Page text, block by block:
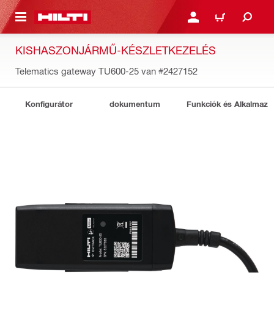
TARTALOMRA BEJELENTKEZÉS VAGY
KOSÁR
KISHASZONJÁRMŰ-KÉSZLETKEZELÉS
Telematics gateway TU600-25 van #2427152
Konfigurátor dokumentum Funkciók és